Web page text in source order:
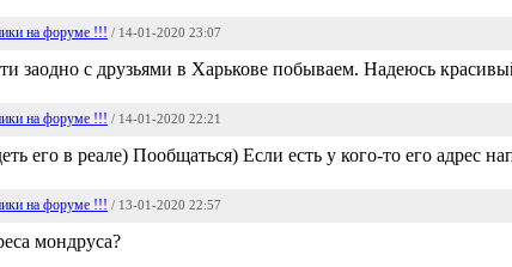
на форуме !!! / 14-01-2020 23:07
заодно с друзьями в Харькове побываем. Надеюсь
на форуме !!! / 14-01-2020 22:21
его в реале) Пообщаться) Если есть у кого-то его адрес
на форуме !!! / 13-01-2020 22:57
мондруса?